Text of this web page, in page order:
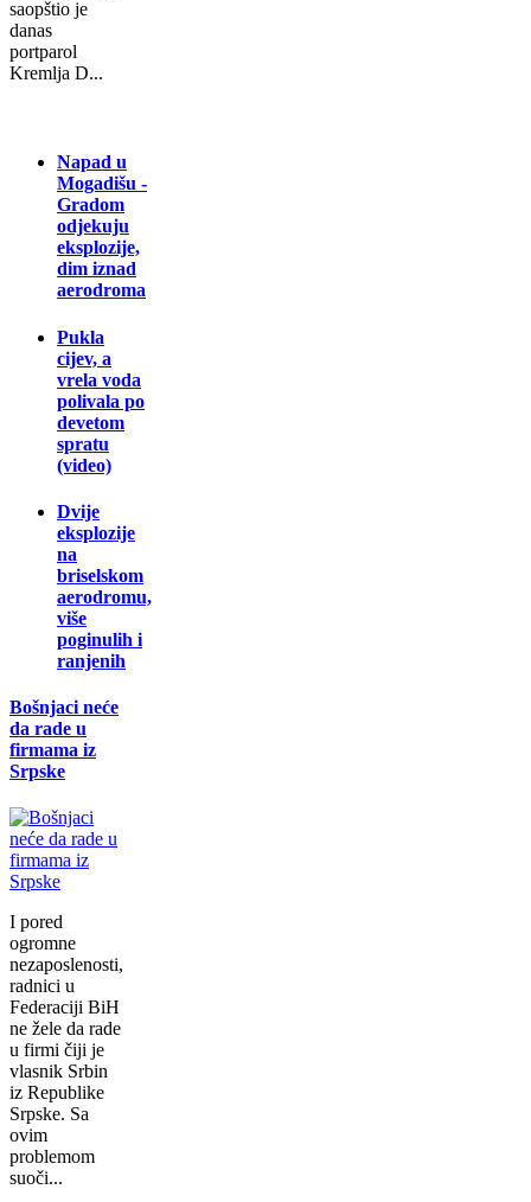
saopštio je
danas
portparol
Kremlja D...
Napad u
Mogadišu -
Gradom
odjekuju
eksplozije,
dim iznad
aerodroma
Pukla
cijev, a
vrela voda
polivala po
devetom
spratu
(video)
Dvije
eksplozije
na
briselskom
aerodromu,
više
poginulih i
ranjenih
Bošnjaci neće
da rade u
firmama iz
Srpske
I pored
ogromne
nezaposlenosti,
radnici u
Federaciji BiH
ne žele da rade
u firmi čiji je
vlasnik Srbin
iz Republike
Srpske. Sa
ovim
problemom
suoči...